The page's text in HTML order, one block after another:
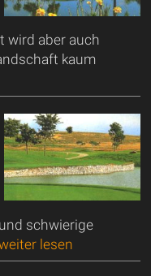
wird aber auch
kaum
schwierige
lesen